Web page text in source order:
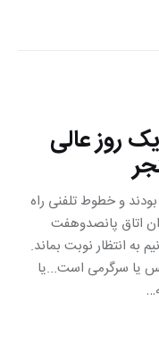
(5): «یک روز عالی
و خطوط تلفنی راه
اتاق پانصدوهفت
به انتظار نوبت بماند.
یا سرگرمی است...یا